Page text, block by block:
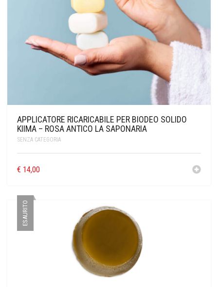
APPLICATORE RICARICABILE PER BIODEO SOLIDO
KIIMA – ROSA ANTICO LA SAPONARIA
SENZA CATEGORIA
€ 14,00
ESAURITO